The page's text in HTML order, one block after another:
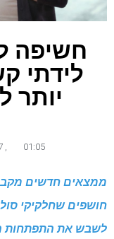
חשיפה
לידתי
יותר
01:05
ממצאים חדשים
חושפים שחלקיקי
לשבש את התפתחות